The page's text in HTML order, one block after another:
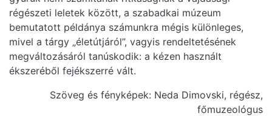
régészeti leletek között, a szabadkai múzeum
bemutatott példánya számunkra mégis különleges,
mivel a tárgy „életútjáról”, vagyis rendeltetésének
megváltozásáról tanúskodik: a kézen használt
ékszeréből fejékszerré vált.
Szöveg és fényképek: Neda Dimovski, régész,
főmuzeológus